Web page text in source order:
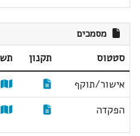
מסמכים
סטטוס תקנון
אישור/תוקף
הפקדה